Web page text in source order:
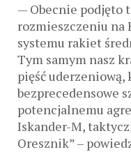
— Obecnie podjęto
rozmieszczeniu na
systemu rakiet
Tym samym nasz
pięść
bezprecedensowe
potencjalnemu
Iskander-M,
Oresznik” –